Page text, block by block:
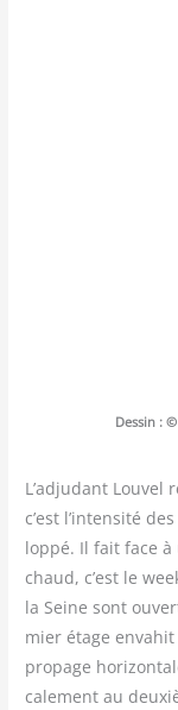
Des­sin :
L’adjudant Lou­vel
c’est l’intensité
lop­pé. Il fait face
chaud, c’est le
la Seine sont
mier étage
pro­page
ca­le­ment au